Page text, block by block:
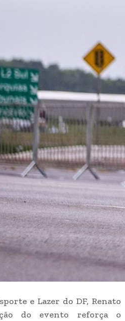
e Lazer do DF, Renato
do evento reforça o